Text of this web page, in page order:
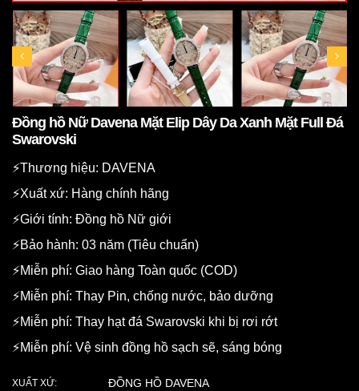
Đồng hồ Nữ Davena Mặt Elip Dây Da Xanh Mặt Full Đá
Swarovski
⚡️Thương hiệu: DAVENA
⚡️Xuất xứ: Hàng chính hãng
⚡️Giới tính: Đồng hồ Nữ giới
⚡️Bảo hành: 03 năm (Tiêu chuẩn)
⚡️Miễn phí: Giao hàng Toàn quốc (COD)
⚡️Miễn phí: Thay Pin, chống nước, bảo dưỡng
⚡️Miễn phí: Thay hạt đá Swarovski khi bị rơi rớt
⚡️Miễn phí: Vệ sinh đồng hồ sạch sẽ, sáng bóng
XUẤT XỨ: ĐỒNG HỒ DAVENA